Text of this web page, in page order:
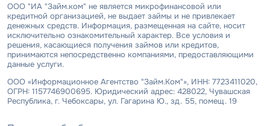
ООО "ИА "Займ.ком" не является микрофинансовой или
кредитной организацией, не выдает займы и не привлекает
денежных средств. Информация, размещенная на сайте, носит
исключительно ознакомительный характер. Все условия и
решения, касающиеся получения займов или кредитов,
принимаются непосредственно компаниями, предоставляющими
данные услуги.
ООО «Информационное Агентство "Займ.Ком"», ИНН: 7723411020,
ОГРН: 1157746900695. Юридический адрес: 428022, Чувашская
Республика, г. Чебоксары, ул. Гагарина Ю., зд. 55, помещ. 19